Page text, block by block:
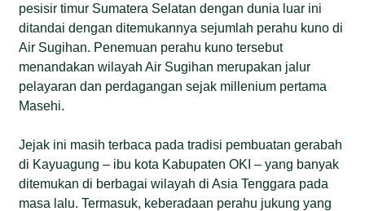
pesisir timur Sumatera Selatan dengan dunia luar ini
ditandai dengan ditemukannya sejumlah perahu kuno di
Air Sugihan. Penemuan perahu kuno tersebut
menandakan wilayah Air Sugihan merupakan jalur
pelayaran dan perdagangan sejak millenium pertama
Masehi.
Jejak ini masih terbaca pada tradisi pembuatan gerabah
di Kayuagung – ibu kota Kabupaten OKI – yang banyak
ditemukan di berbagai wilayah di Asia Tenggara pada
masa lalu. Termasuk, keberadaan perahu jukung yang